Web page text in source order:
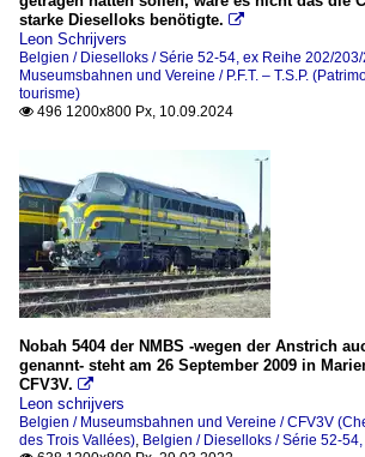
starke Dieselloks benötigte. 
Leon Schrijvers
Belgien / Dieselloks / Série 52-54, ex Reihe 202/
Museumsbahnen und Vereine / P.F.T. – T.S.P.
tourisme)
 496 1200x800 Px, 10.09.2024
Nobah 5404 der NMBS -wegen der Anstrich
genannt- steht am 26 September 2009 in
CFV3V. 
Leon schrijvers
Belgien / Museumsbahnen und Vereine / CFV3V
des Trois Vallées), Belgien / Dieselloks / Série 52-